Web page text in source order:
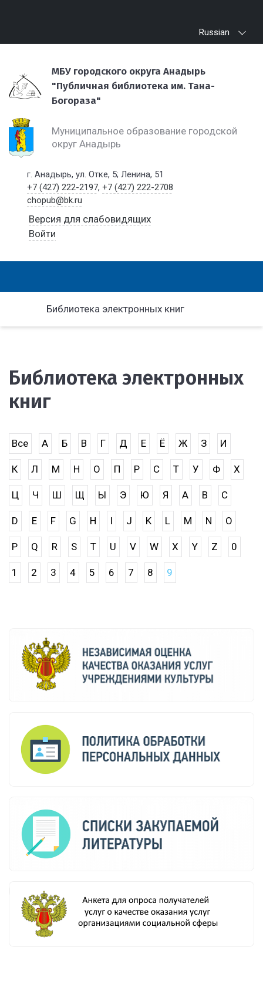
Russian
МБУ городского округа Анадырь
"Публичная библиотека им. Тана-
Богораза"
Муниципальное образование городской
округ Анадырь
г. Анадырь, ул. Отке, 5; Ленина, 51
+7 (427) 222-2197,+7 (427) 222-2708
chopub@bk.ru
Версия для слабовидящих
Войти
Библиотека электронных книг
Библиотека электронных
книг
Все А Б В Г Д Е Ё Ж З И
К Л М Н О П Р С Т У Ф Х
Ц Ч Ш Щ Ы Э Ю Я A B C
D E F G H I J K L M N O
P Q R S T U V W X Y Z 0
1 2 3 4 5 6 7 8 9